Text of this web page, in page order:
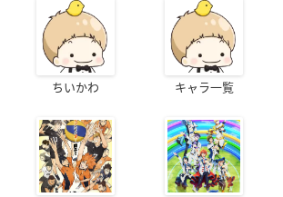
ちいかわ キャラ一覧